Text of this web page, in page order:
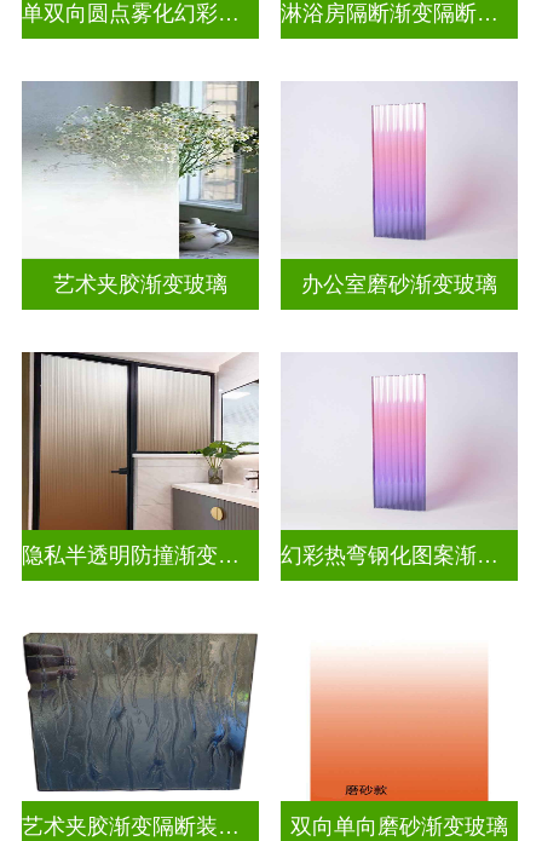
单双向圆点雾化幻彩炫彩渐变玻璃 淋浴房隔断渐变隔断装饰玻璃
艺术夹胶渐变玻璃 办公室磨砂渐变玻璃
隐私半透明防撞渐变玻璃 幻彩热弯钢化图案渐变玻璃
艺术夹胶渐变隔断装饰玻璃 双向单向磨砂渐变玻璃